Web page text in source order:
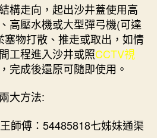
構走向，起出沙井蓋使用高
高壓水機或大型彈弓機(可達
物打散、推走或取出，如情
工程進入沙井或照CCTV視
完成後還原可隨即使用。
大方法:
師傅：54485818七姊妹通渠